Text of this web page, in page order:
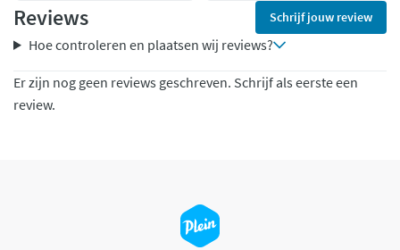
Reviews Schrijf jouw review
Hoe controleren en plaatsen wij reviews?
Er zijn nog geen reviews geschreven. Schrijf als eerste een
review.